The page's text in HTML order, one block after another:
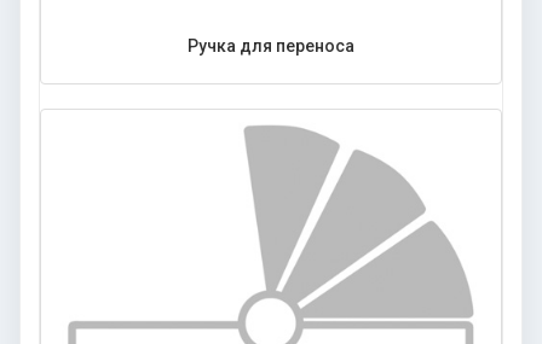
Ручка для переноса